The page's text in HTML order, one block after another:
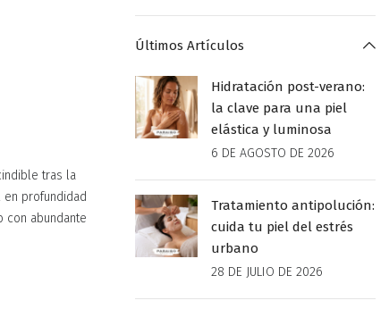
tras la
profundidad
con abundante
Últimos Artículos
Hidratación post-verano:
la clave para una piel
elástica y luminosa
6 DE AGOSTO DE 2026
Tratamiento antipolución:
cuida tu piel del estrés
urbano
28 DE JULIO DE 2026